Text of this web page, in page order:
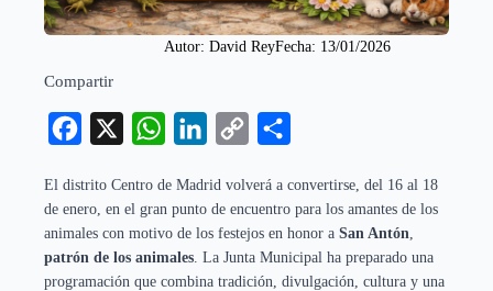
Autor: David ReyFecha: 13/01/2026
Compartir
Facebook WhatsAppLinkedInCopy
El distrito Centro de Madrid volverá a convertirse, del 16 al 18
de enero, en el gran punto de encuentro para los amantes de los
animales con motivo de los festejos en honor a San Antón,
patrón de los animales. La Junta Municipal ha preparado una
programación que combina tradición, divulgación, cultura y una